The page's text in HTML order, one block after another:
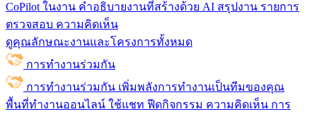
CoPilot ในงาน คำอธิบายงานที่สร้างด้วย AI สรุปงาน รายการ
ตรวจสอบ ความคิดเห็น
ดูคุณลักษณะงานและโครงการทั้งหมด
การทำงานร่วมกัน
การทำงานร่วมกัน เพิ่มพลังการทำงานเป็นทีมของคุณ
พื้นที่ทำงานออนไลน์ ใช้แชท ฟีดกิจกรรม ความคิดเห็น การ